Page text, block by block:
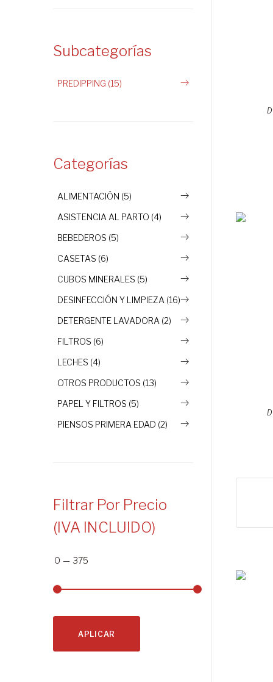
Subcategorías
PREDIPPING (15)
Categorías
ALIMENTACIÓN (5)
ASISTENCIA AL PARTO (4)
BEBEDEROS (5)
CASETAS (6)
CUBOS MINERALES (5)
DESINFECCIÓN Y LIMPIEZA (16)
DETERGENTE LAVADORA (2)
FILTROS (6)
LECHES (4)
OTROS PRODUCTOS (13)
PAPEL Y FILTROS (5)
PIENSOS PRIMERA EDAD (2)
Filtrar Por Precio
(IVA INCLUIDO)
0 — 375
APLICAR